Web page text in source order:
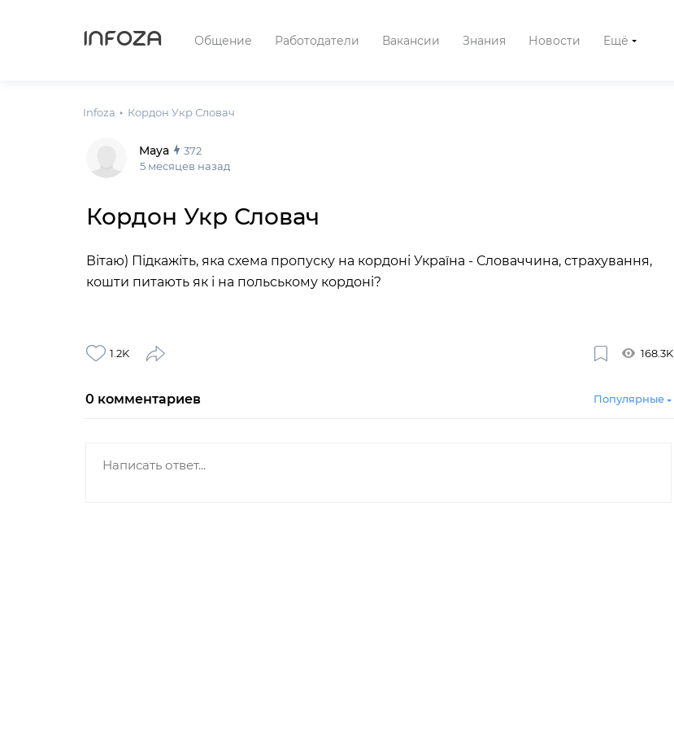
INFOZA Общение Работодатели Вакансии Знания Новости Ещё
Infoza Кордон Укр Словач
Maya
372
5 месяцев назад
Кордон Укр Словач
Вітаю) Підкажіть, яка схема пропуску на кордоні Україна - Словаччина, страхування,
кошти питають як і на польському кордоні?
1.2K 168.3K
0 комментариев Популярные